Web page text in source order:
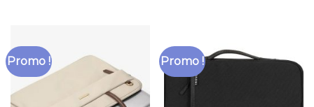
Promo ! Promo !